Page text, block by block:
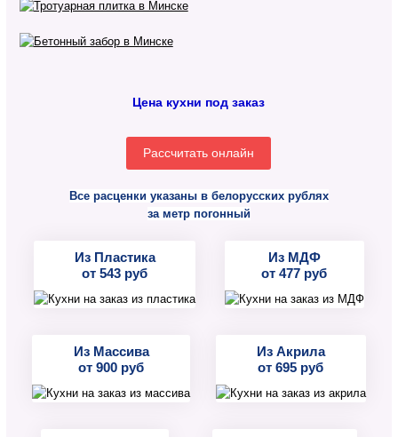
Цена кухни под заказ
Рассчитать онлайн
Все расценки указаны в белорусских рублях
за метр погонный
Из Пластика
от 543 руб
Из МДФ
от 477 руб
Из Массива
от 900 руб
Из Акрила
от 695 руб